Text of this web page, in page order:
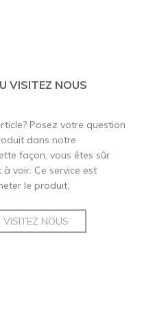
VISITEZ NOUS
Posez votre question
dans notre
façon, vous êtes sûr
voir. Ce service est
le produit.
NOUS